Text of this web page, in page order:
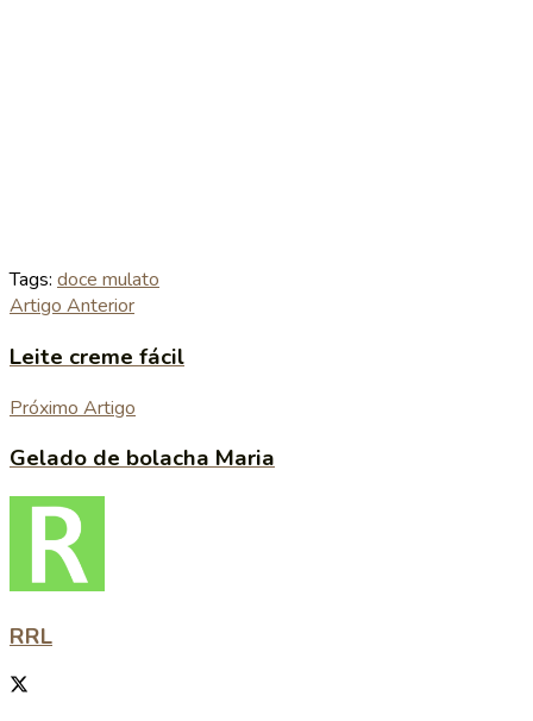
Tags: doce mulato
Artigo Anterior
Leite creme fácil
Próximo Artigo
Gelado de bolacha Maria
RRL